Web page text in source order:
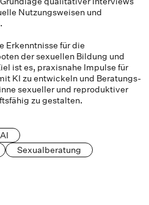
Nutzungsweisen und
Erkenntnisse für die
der sexuellen Bildung und
ist es, praxisnahe Impulse für
KI zu entwickeln und Beratungs-
sexueller und reproduktiver
zu gestalten.
Sexualberatung